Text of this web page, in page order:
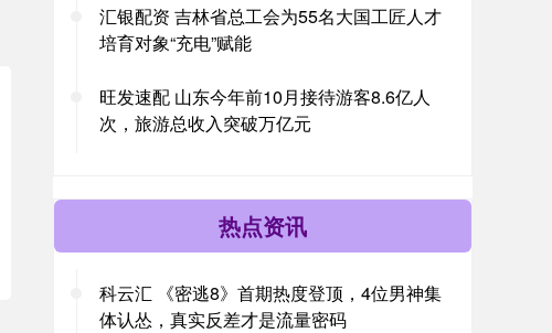
汇银配资 吉林省总工会为55名大国工匠人才
培育对象“充电”赋能
旺发速配 山东今年前10月接待游客8.6亿人
次，旅游总收入突破万亿元
热点资讯
科云汇 《密逃8》首期热度登顶，4位男神集
体认怂，真实反差才是流量密码